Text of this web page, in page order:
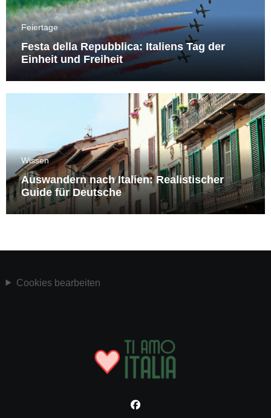
Feiertage
Festa della Repubblica: Italiens Tag der
Einheit und Freiheit
Wissen
Auswandern nach Italien: Realistischer
Guide für Deutsche
Cookies bearbeiten